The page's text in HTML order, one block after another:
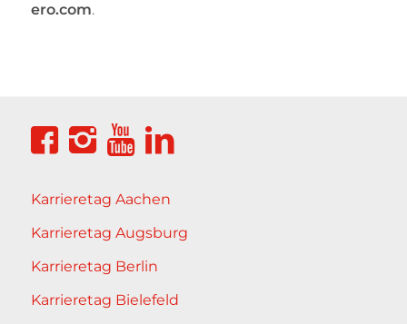
ero.com.
Karrieretag Aachen
Karrieretag Augsburg
Karrieretag Berlin
Karrieretag Bielefeld